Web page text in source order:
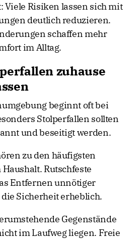
Viele Risiken lassen sich mit
deutlich reduzieren.
schaffen mehr
im Alltag.
zuhause
beginnt oft bei
Stolperfallen sollten
und beseitigt werden.
zu den häufigsten
Rutschfeste
Entfernen unnötiger
Sicherheit erheblich.
Gegenstände
im Laufweg liegen. Freie